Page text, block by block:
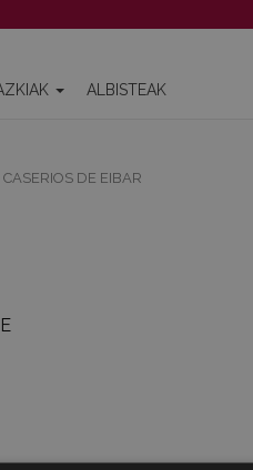
ALBISTEAK
CASERIOS DE EIBAR